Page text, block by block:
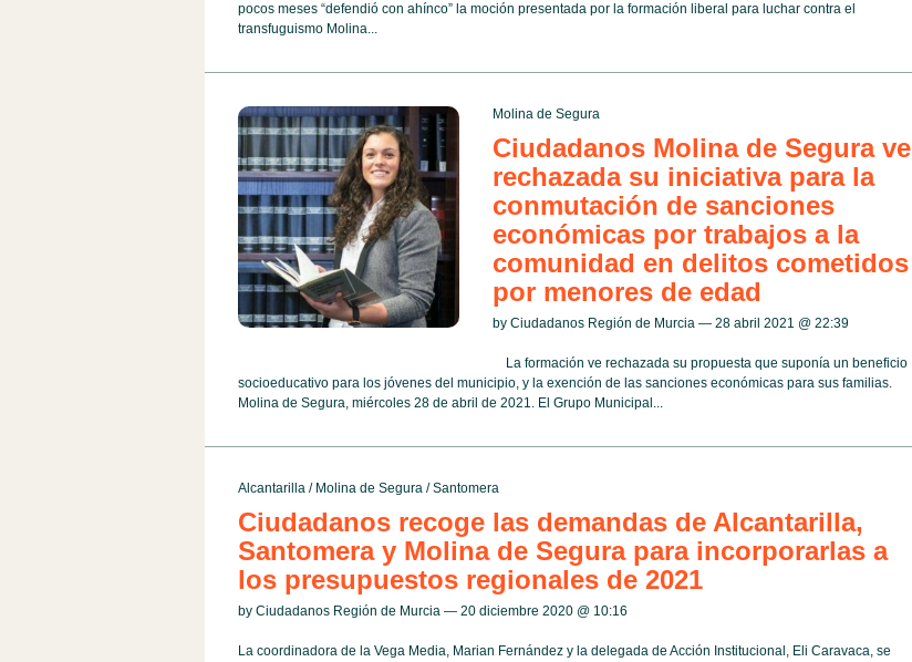
pocos meses “defendió con ahínco” la moción presentada por la formación liberal para luchar contra el
transfuguismo Molina...
Molina de Segura
Ciudadanos Molina de Segura ve
rechazada su iniciativa para la
conmutación de sanciones
económicas por trabajos a la
comunidad en delitos cometidos
por menores de edad
by Ciudadanos Región de Murcia — 28 abril 2021 @ 22:39
La formación ve rechazada su propuesta que suponía un beneficio
socioeducativo para los jóvenes del municipio, y la exención de las sanciones económicas para sus familias.
Molina de Segura, miércoles 28 de abril de 2021. El Grupo Municipal...
Alcantarilla/ Molina de Segura/Santomera
Ciudadanos recoge las demandas de Alcantarilla,
Santomera y Molina de Segura para incorporarlas a
los presupuestos regionales de 2021
by Ciudadanos Región de Murcia — 20 diciembre 2020 @ 10:16
La coordinadora de la Vega Media, Marian Fernández y la delegada de Acción Institucional, Eli Caravaca, se